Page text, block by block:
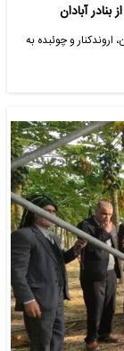
آبادان، اروندکنار و چوئبده به